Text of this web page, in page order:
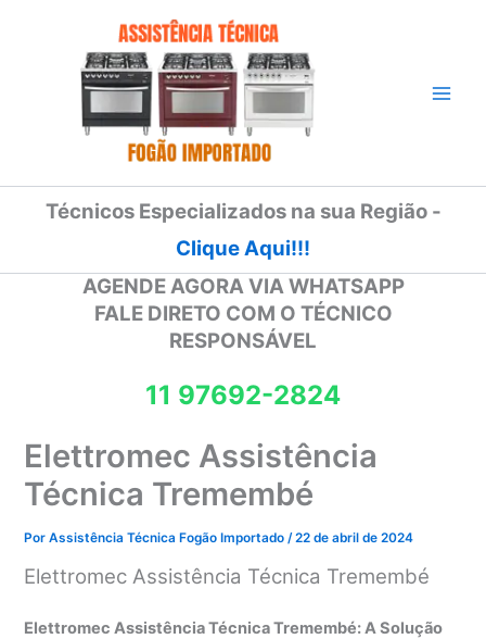
Técnicos Especializados na sua Região -
Clique Aqui!!!
AGENDE AGORA VIA WHATSAPP
FALE DIRETO COM O TÉCNICO
RESPONSÁVEL
11 97692-2824
Elettromec Assistência
Técnica Tremembé
PorAssistência Técnica Fogão Importado/22 de abril de 2024
Elettromec Assistência Técnica Tremembé
Elettromec Assistência Técnica Tremembé: A Solução